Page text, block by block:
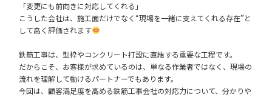
「変更にも前向きに対応してくれる」
こうした会社は、施工面だけでなく“現場を一緒に支えてくれる存在”と
して高く評価されます
鉄筋工事は、型枠やコンクリート打設に直結する重要な工程です。
だからこそ、お客様が求めているのは、単なる作業者ではなく、現場の
流れを理解して動けるパートナーでもあります。
今回は、顧客満足度を高める鉄筋工事会社の対応力について、分かりや